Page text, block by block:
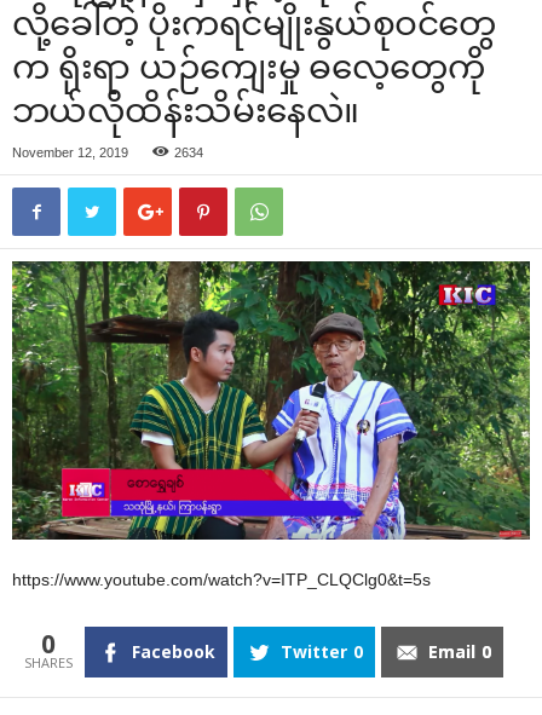
လို့‌ခေါ်တဲ့ ပိုးကရင်မျိုးနွယ်စုဝင်‌တွေ
က ရိုးရာ ယဉ်‌ကျေးမှု ဓ‌လေ့‌တွေကို
ဘယ်လိုထိန်းသိမ်း‌နေလဲ။
November 12, 2019 2634
https://www.youtube.com/watch?v=ITP_CLQClg0&t=5s
0 Facebook Twitter 0 Email 0